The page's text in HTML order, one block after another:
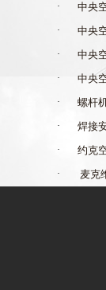
· 中央
· 中央
· 中央
· 中央
· 螺杆
· 焊接
· 约克
· 麦克